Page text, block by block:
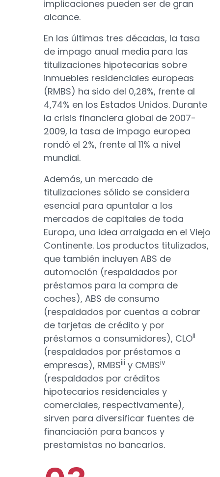
implicaciones pueden ser de gran
alcance.
En las últimas tres décadas, la tasa
de impago anual media para las
titulizaciones hipotecarias sobre
inmuebles residenciales europeas
(RMBS) ha sido del 0,28%, frente al
4,74% en los Estados Unidos. Durante
la crisis financiera global de 2007-
2009, la tasa de impago europea
rondó el 2%, frente al 11% a nivel
mundial.
Además, un mercado de
titulizaciones sólido se considera
esencial para apuntalar a los
mercados de capitales de toda
Europa, una idea arraigada en el Viejo
Continente. Los productos titulizados,
que también incluyen ABS de
automoción (respaldados por
préstamos para la compra de
coches), ABS de consumo
(respaldados por cuentas a cobrar
de tarjetas de crédito y por
préstamos a consumidores), CLOii
(respaldados por préstamos a
empresas), RMBSiii y CMBSiv
(respaldados por créditos
hipotecarios residenciales y
comerciales, respectivamente),
sirven para diversificar fuentes de
financiación para bancos y
prestamistas no bancarios.